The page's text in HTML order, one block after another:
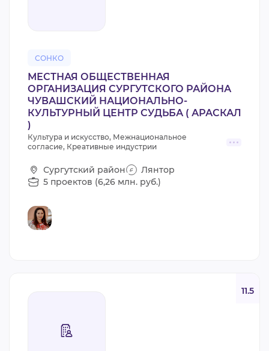
СОНКО
МЕСТНАЯ ОБЩЕСТВЕННАЯ
ОРГАНИЗАЦИЯ СУРГУТСКОГО РАЙОНА
ЧУВАШСКИЙ НАЦИОНАЛЬНО-
КУЛЬТУРНЫЙ ЦЕНТР СУДЬБА ( АРАСКАЛ
)
Культура и искусство, Межнациональное
согласие, Креативные индустрии
Сургутский район
Лянтор
5 проектов (6,26 млн. руб.)
11.5